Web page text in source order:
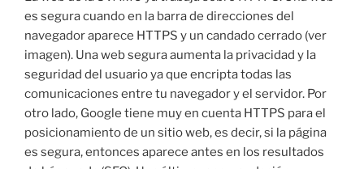
es segura cuando en la barra de direcciones del
navegador aparece HTTPS y un candado cerrado (ver
imagen). Una web segura aumenta la privacidad y la
seguridad del usuario ya que encripta todas las
comunicaciones entre tu navegador y el servidor. Por
otro lado, Google tiene muy en cuenta HTTPS para el
posicionamiento de un sitio web, es decir, si la página
es segura, entonces aparece antes en los resultados